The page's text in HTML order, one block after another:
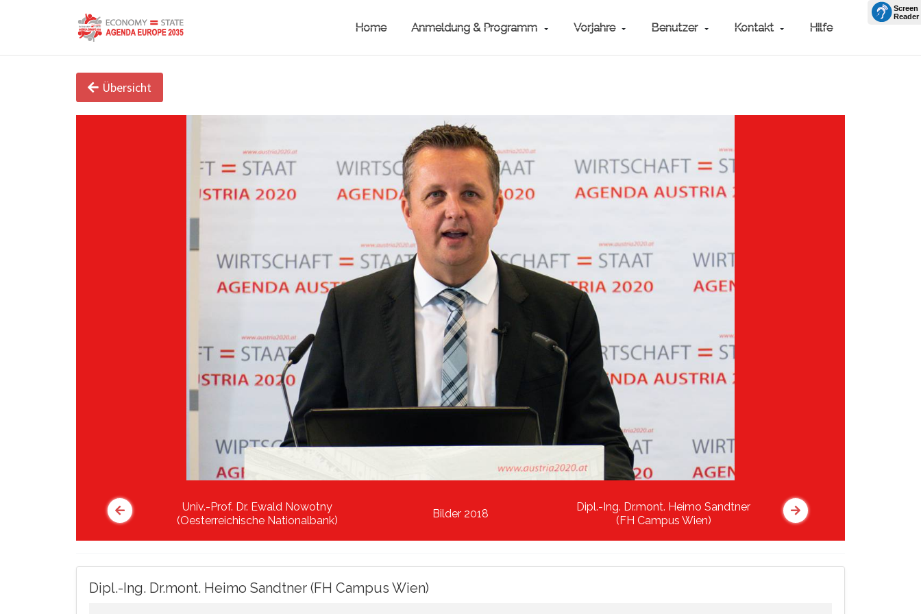
Home Anmeldung & Programm Vorjahre Benutzer Kontakt Hilfe
Übersicht
Univ.-Prof. Dr. Ewald Nowotny
(Oesterreichische Nationalbank)
Bilder 2018
Dipl.-Ing. Dr.mont. Heimo Sandtner
(FH Campus Wien)
Dipl.-Ing. Dr.mont. Heimo Sandtner (FH Campus Wien)